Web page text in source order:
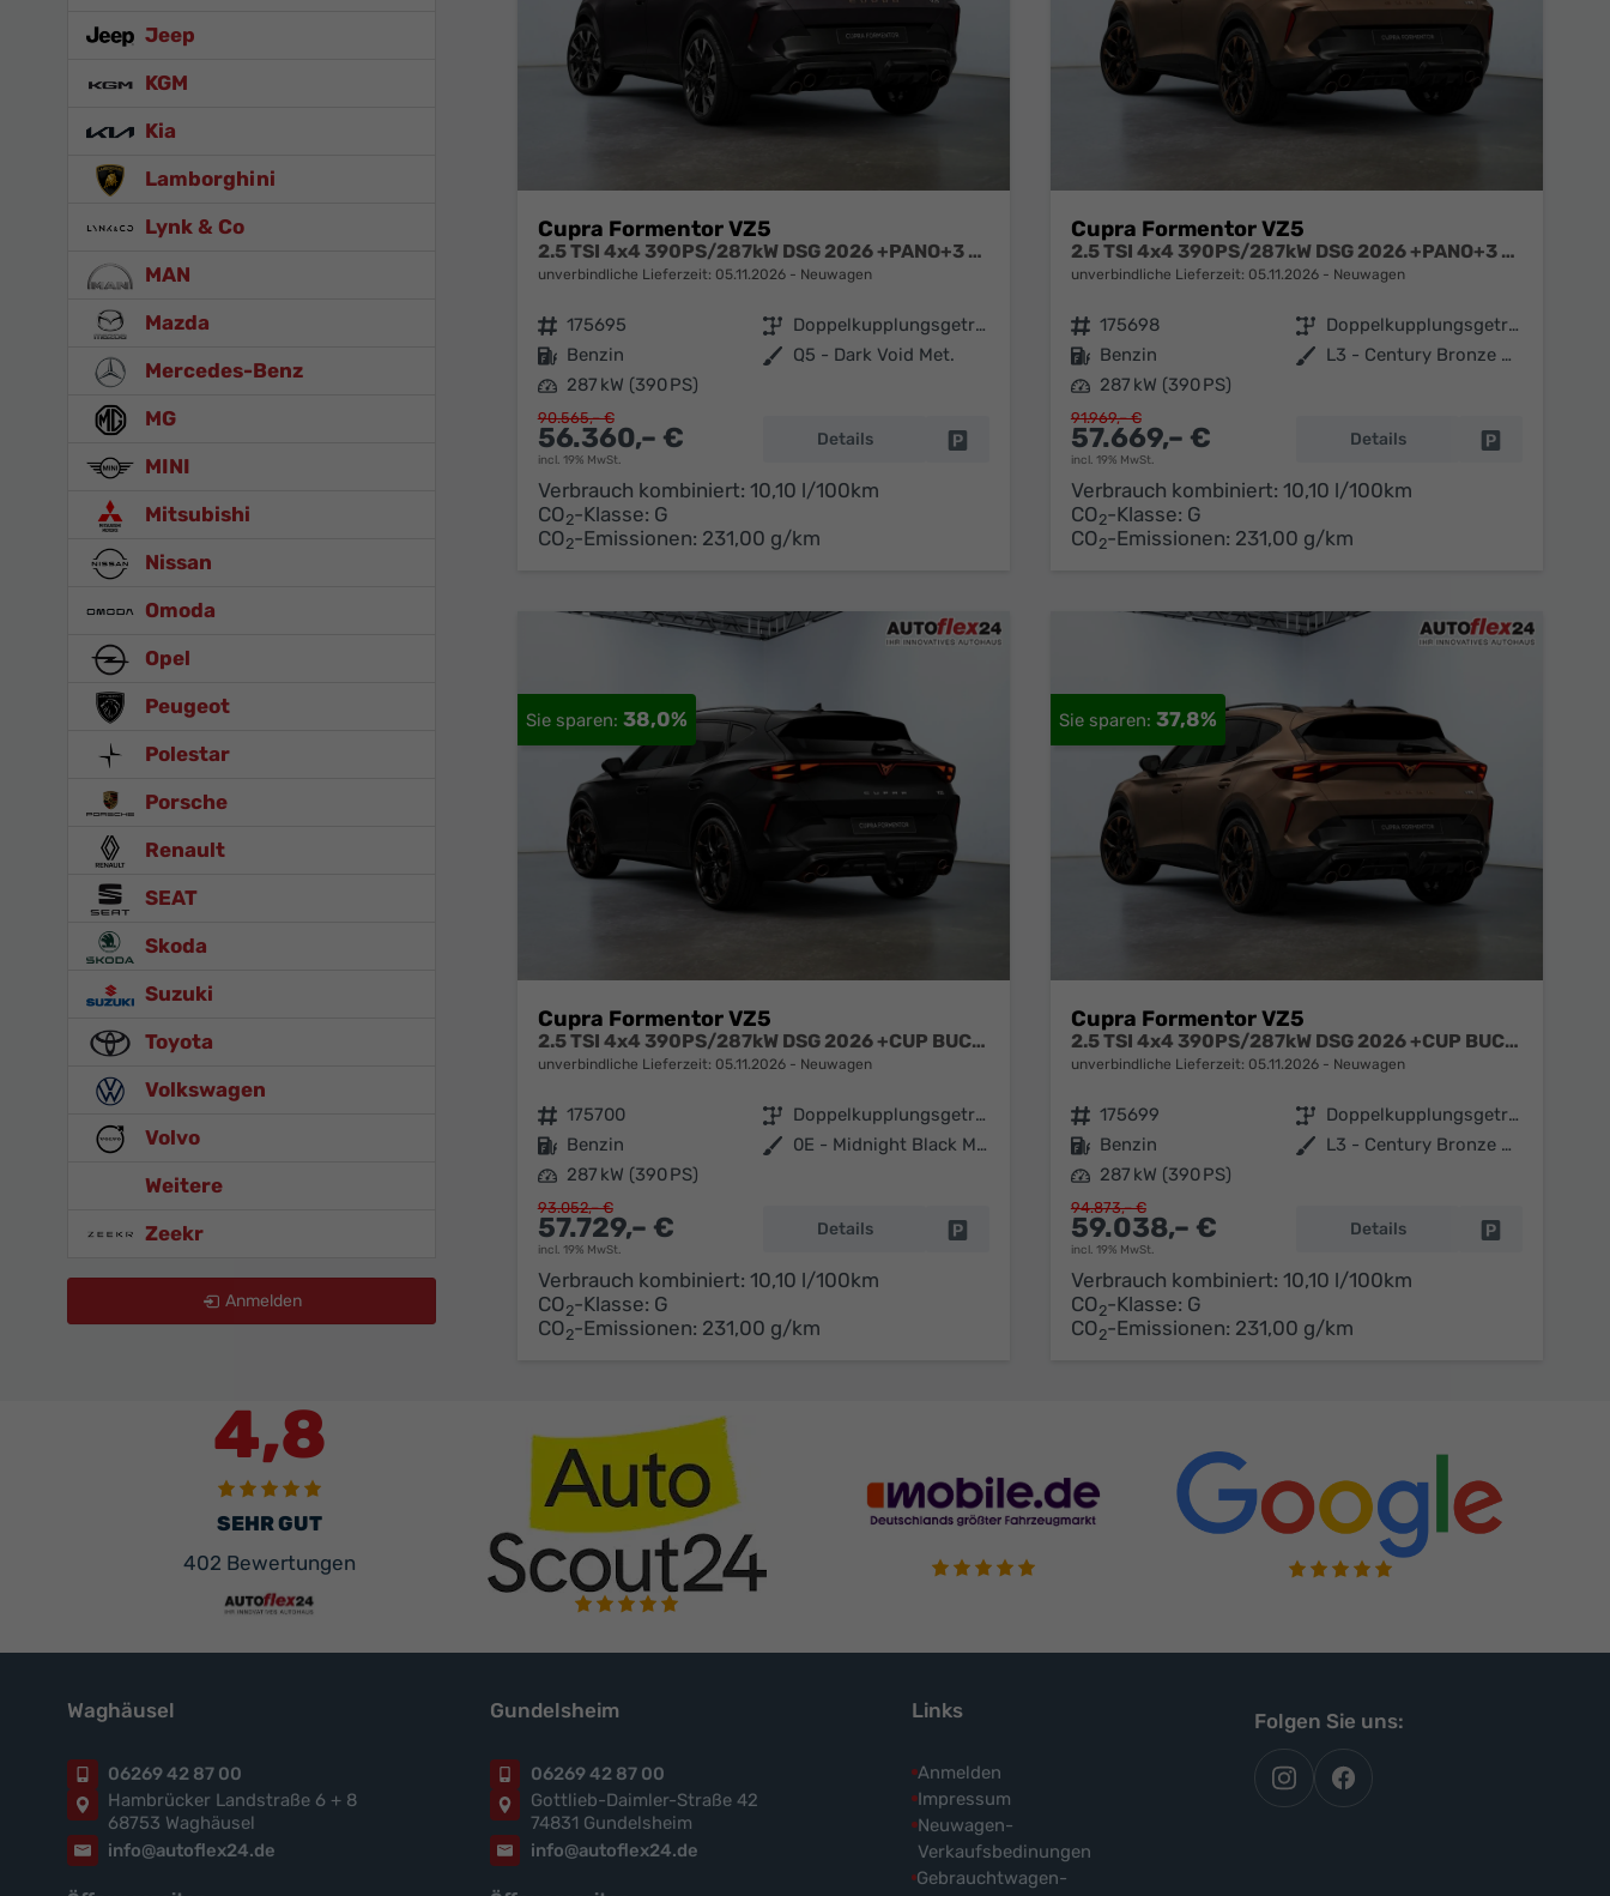
Cupra Formentor VZ5
2.5 TSI 4x4 390PS/287kW DSG 2026 +PANO+3 Jahre Garantie+360+MATRIX
unverbindliche Lieferzeit: 05.11.2026 Neuwagen
Fahrzeugnr. 175695 Getriebe
Doppelkupplungsgetriebe (DSG)
Kraftstoff Benzin Außenfarbe Q5 - Dark Void Met.
Leistung 287 kW (390 PS)
56.360,– €
incl. 19% MwSt.
90.565,– €
Details Fahrzeug parken
Verbrauch kombiniert: 10,10 l/100km
CO2-Klasse: G
CO2-Emissionen: 231,00 g/km
Cupra Formentor VZ5
2.5 TSI 4x4 390PS/287kW DSG 2026 +PANO+3 Jahre Garantie+360+MATRIX
unverbindliche Lieferzeit: 05.11.2026 Neuwagen
Fahrzeugnr. 175698 Getriebe
Doppelkupplungsgetriebe (DSG)
Kraftstoff Benzin Außenfarbe
L3 - Century Bronze Premium Matt-Lackierung
Leistung 287 kW (390 PS)
57.669,– €
incl. 19% MwSt.
91.969,– €
Details
Verbrauch kombiniert: 10,10 l/100km
CO2-Klasse: G
CO2-Emissionen: 231,00 g/km
38,0%
Cupra Formentor VZ5
2.5 TSI 4x4 390PS/287kW DSG 2026 +CUP BUCKET+PANO+3J.Garantie+360+MATRIX
unverbindliche Lieferzeit: 05.11.2026 Neuwagen
Fahrzeugnr. 175700 Getriebe
Doppelkupplungsgetriebe (DSG)
Kraftstoff Benzin Außenfarbe
0E - Midnight Black Met.
Leistung 287 kW (390 PS)
57.729,– €
incl. 19% MwSt.
93.052,– €
Details Fahrzeug parken
Verbrauch kombiniert: 10,10 l/100km
CO2-Klasse: G
CO2-Emissionen: 231,00 g/km
37,8%
Cupra Formentor VZ5
2.5 TSI 4x4 390PS/287kW DSG 2026 +CUP BUCKET+PANO+3J.Garantie+360+MATRIX
unverbindliche Lieferzeit: 05.11.2026 Neuwagen
Fahrzeugnr. 175699 Getriebe
Doppelkupplungsgetriebe (DSG)
Kraftstoff Benzin Außenfarbe
L3 - Century Bronze Premium Matt-Lackierung
Leistung 287 kW (390 PS)
59.038,– €
incl. 19% MwSt.
94.873,– €
Details
Verbrauch kombiniert: 10,10 l/100km
CO2-Klasse: G
CO2-Emissionen: 231,00 g/km
Jeep
KGM
Kia
Lamborghini
Lynk & Co
MAN
Mazda
Mercedes-Benz
MG
MINI
Mitsubishi
Nissan
Omoda
Opel
Peugeot
Polestar
Porsche
Renault
SEAT
Skoda
Suzuki
Toyota
Volkswagen
Volvo
Weitere
Zeekr
Anmelden
4,8
SEHR GUT
402 Bewertungen
Waghäusel
06269 42 87 00
Hambrücker Landstraße 6 + 8
68753 Waghäusel
info@autoflex24.de
Gundelsheim
06269 42 87 00
Gottlieb-Daimler-Straße 42
74831 Gundelsheim
info@autoflex24.de
Links
Anmelden
Impressum
Neuwagen-
Verkaufsbedinungen
Gebrauchtwagen-
Folgen Sie uns:
autoflex
auf
autoflex24
auf